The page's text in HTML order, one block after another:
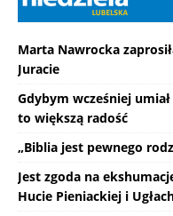
Marta Nawrocka
Juracie
Gdybym wcześniej
to większą radość
„Biblia jest pewnego
Jest zgoda na
Hucie Pieniackiej i